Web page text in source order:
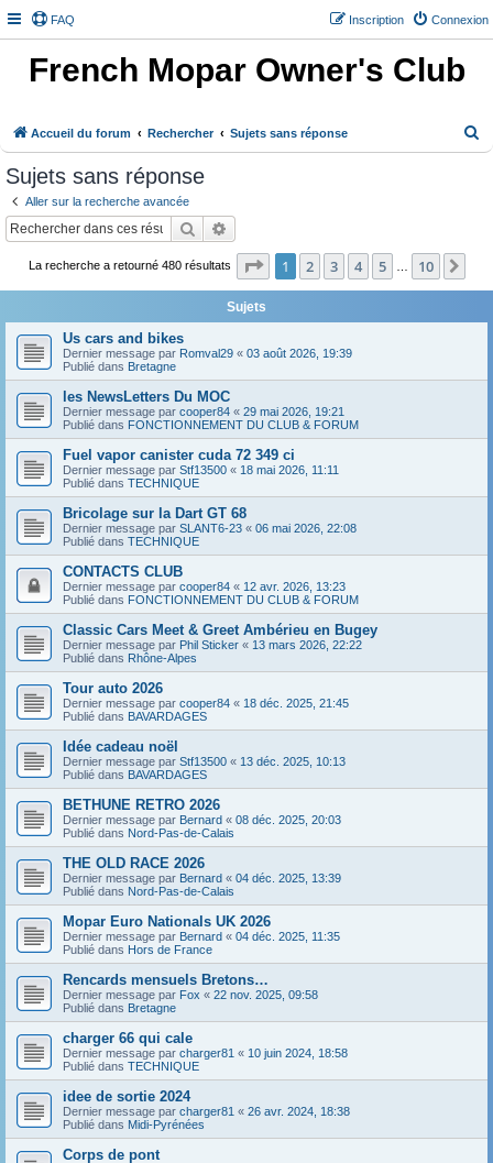
FAQ Connexion
Inscription
French Mopar Owner's Club
Accueil du forum Rechercher Sujets sans réponse
c
Sujets sans réponse
Aller sur la recherche avancée
Rechercher
La recherche a retourné 480 résultats Page 1sur10
1 2 3 4 5 10
Sujets
Us cars and bikes
Dernier message par Romval29 « 03 août 2026, 19:39
Publié dans Bretagne
les NewsLetters Du MOC
Dernier message par cooper84 « 29 mai 2026, 19:21
Publié dans FONCTIONNEMENT DU CLUB & FORUM
Fuel vapor canister cuda 72 349 ci
Dernier message par Stf13500 « 18 mai 2026, 11:11
Publié dans TECHNIQUE
Bricolage sur la Dart GT 68
Dernier message par SLANT6-23 « 06 mai 2026, 22:08
Publié dans TECHNIQUE
CONTACTS CLUB
Dernier message par cooper84 « 12 avr. 2026, 13:23
Publié dans FONCTIONNEMENT DU CLUB & FORUM
Classic Cars Meet & Greet Ambérieu en Bugey
Dernier message par Phil Sticker « 13 mars 2026, 22:22
Publié dans Rhône-Alpes
Tour auto 2026
Dernier message par cooper84 « 18 déc. 2025, 21:45
Publié dans BAVARDAGES
Idée cadeau noël
Dernier message par Stf13500 « 13 déc. 2025, 10:13
Publié dans BAVARDAGES
BETHUNE RETRO 2026
Dernier message par Bernard « 08 déc. 2025, 20:03
Publié dans Nord-Pas-de-Calais
THE OLD RACE 2026
Dernier message par Bernard « 04 déc. 2025, 13:39
Publié dans Nord-Pas-de-Calais
Mopar Euro Nationals UK 2026
Dernier message par Bernard « 04 déc. 2025, 11:35
Publié dans Hors de France
Rencards mensuels Bretons…
Dernier message par Fox « 22 nov. 2025, 09:58
Publié dans Bretagne
charger 66 qui cale
Dernier message par charger81 « 10 juin 2024, 18:58
Publié dans TECHNIQUE
idee de sortie 2024
Dernier message par charger81 « 26 avr. 2024, 18:38
Publié dans Midi-Pyrénées
Corps de pont